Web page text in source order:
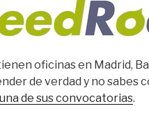
oficinas en Madrid,
de verdad y no sabes
de sus convocatorias.